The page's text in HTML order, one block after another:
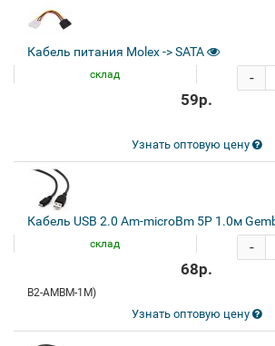
Кабель питания Molex -> SATA
склад
-
59р.
Узнать оптовую цену
Кабель USB 2.0 Am-microBm 5P 1.0м
склад
-
68р.
B2-AMBM-1M)
Узнать оптовую цену